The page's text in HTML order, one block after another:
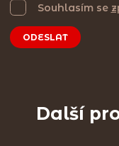
Souhlasím se
ODESLAT
Další